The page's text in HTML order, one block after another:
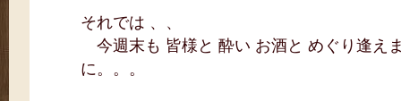
それでは 、、
今週末も 皆様と 酔い お酒と めぐり逢え
に。。。